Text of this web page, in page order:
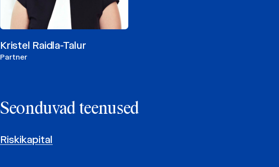
Kristel Raidla-Talur
Partner
Seonduvad teenused
Riskikapital